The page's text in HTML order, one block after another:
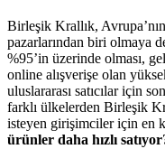
Birleşik Krallık,
pazarlarından biri olmaya
%95’in üzerinde olması,
online alışverişe olan
uluslararası satıcılar için
farklı ülkelerden Birleşik
isteyen girişimciler için en
ürünler daha hızlı